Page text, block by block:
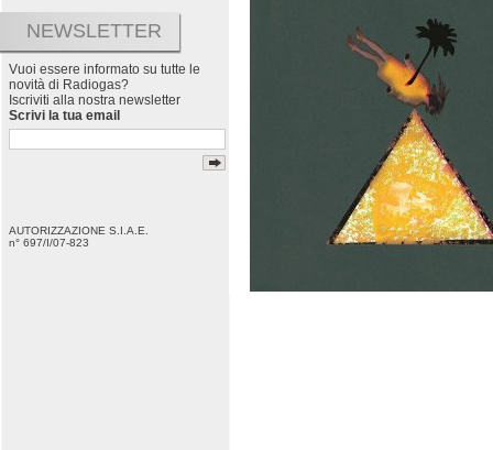
NEWSLETTER
Vuoi essere informato su tutte le
novità di Radiogas?
Iscriviti alla nostra newsletter
Scrivi la tua email
AUTORIZZAZIONE S.I.A.E.
n° 697/I/07-823